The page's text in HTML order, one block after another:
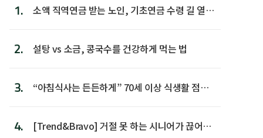
1.
소액 직역연금 받는 노인, 기초연금 수령 길 열린
2. 설탕 vs 소금, 콩국수를 건강하게 먹는 법
3.
“아침식사는 든든하게” 70세 이상 식생활 점수
4.
[Trend&Bravo] 거절 못 하는 시니어가 끊어야